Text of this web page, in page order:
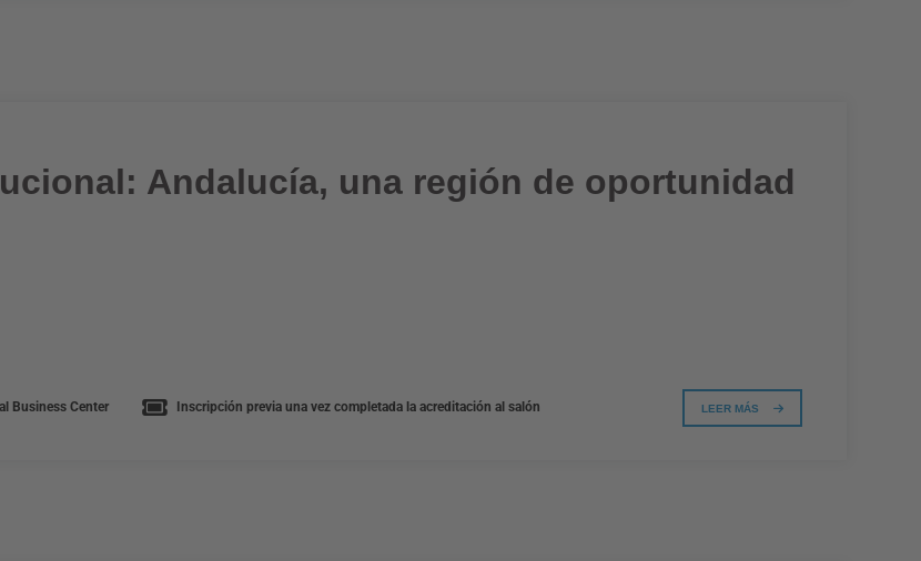
Andalucía, una región de oportunidad
Business Center Inscripción previa una vez completada la acreditación al salón LEER MÁS